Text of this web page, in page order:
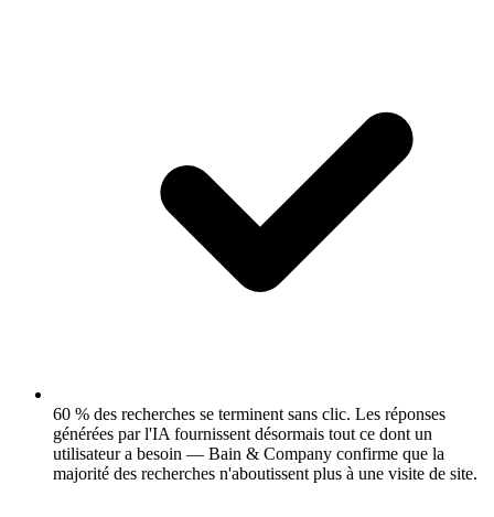
60 % des recherches se terminent sans clic. Les réponses
générées par l'IA fournissent désormais tout ce dont un
utilisateur a besoin — Bain & Company confirme que la
majorité des recherches n'aboutissent plus à une visite de site.